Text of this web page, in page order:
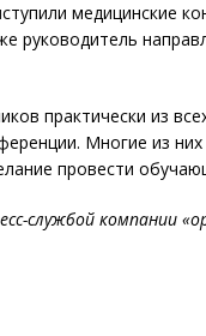
медицинские
руководитель
практически из
Многие из
провести
службой компании